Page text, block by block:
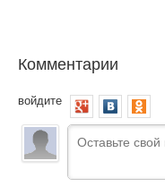
Комментарии
войдите